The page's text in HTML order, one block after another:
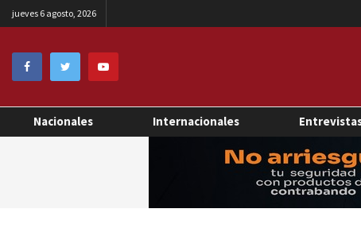
jueves 6 agosto, 2026
Nacionales Internacionales